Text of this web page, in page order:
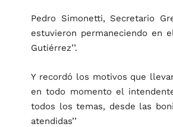
Pedro Simonetti, Secretario
estuvieron permaneciendo en
Gutiérrez’’.
Y recordó los motivos que
en todo momento el
todos los temas, desde las
atendidas’’